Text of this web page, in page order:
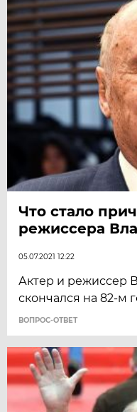
Что стало
режиссера
05.07.2021 12:22
Актер и режиссер
скончался на 82-м
ВОПРОС-ОТВЕТ